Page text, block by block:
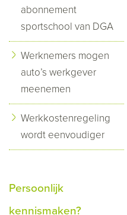
abonnement
sportschool van DGA
Werknemers mogen
auto’s werkgever
meenemen
Werkkostenregeling
wordt eenvoudiger
Persoonlijk
kennismaken?